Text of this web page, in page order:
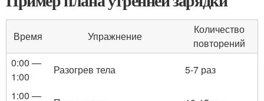
Время Упражнение
Количество
повторений
0:00 —
1:00
Разогрев тела
5-7 раз
1:00 —